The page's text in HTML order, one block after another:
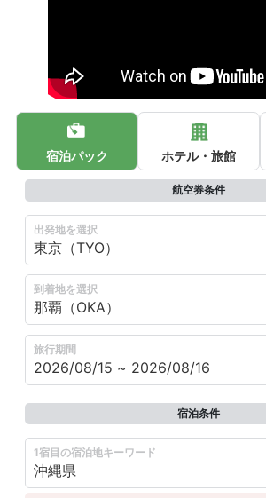
宿泊パック ホテル・旅館
航空券条件
出発地を選択
到着地を選択
旅行期間
宿泊条件
1宿目の宿泊地キーワード